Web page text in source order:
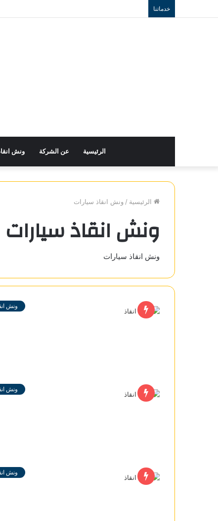
خدماتنا
الرئيسية عن الشركة ونش
الرئيسية / ونش انقاذ سيارات
ونش انقاذ سيارات
ونش انقاذ سيارات
ونش
ونش
ونش